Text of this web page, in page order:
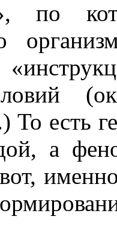
по
То есть
а